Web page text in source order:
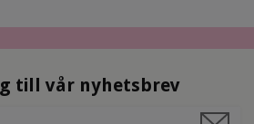
till vår nyhetsbrev